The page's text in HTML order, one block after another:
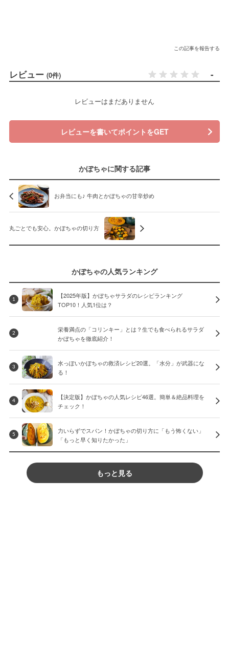
この記事を報告する
レビュー (0件) -
レビューはまだありません
レビューを書いてポイントをGET
かぼちゃに関する記事
お弁当にも♪ 牛肉とかぼちゃの甘辛炒め
丸ごとでも安心。かぼちゃの切り方
かぼちゃの人気ランキング
1
【2025年版】かぼちゃサラダのレシピランキング
TOP10！人気1位は？
2
栄養満点の「コリンキー」とは？生でも食べられるサラダ
かぼちゃを徹底紹介！
3
水っぽいかぼちゃの救済レシピ20選。「水分」が武器にな
る！
4
【決定版】かぼちゃの人気レシピ46選。簡単＆絶品料理を
チェック！
5
力いらずでスパン！かぼちゃの切り方に「もう怖くない」
「もっと早く知りたかった」
もっと見る